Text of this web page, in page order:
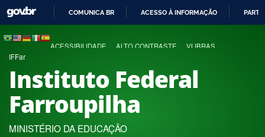
COMUNICA BR ACESSO À INFORMAÇÃO
ACESSIBILIDADE ALTO CONTRASTE VLIBRAS
IFFar
Instituto Federal
Farroupilha
MINISTÉRIO DA EDUCAÇÃO